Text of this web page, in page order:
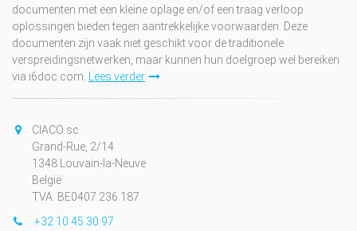
documenten met een kleine oplage en/of een traag verloop
oplossingen bieden tegen aantrekkelijke voorwaarden. Deze
documenten zijn vaak niet geschikt voor de traditionele
verspreidingsnetwerken, maar kunnen hun doelgroep wel bereiken
via i6doc.com.
Lees verder
CIACO sc
Grand-Rue, 2/14
1348 Louvain-la-Neuve
België
TVA: BE0407.236.187
+32 10 45 30 97